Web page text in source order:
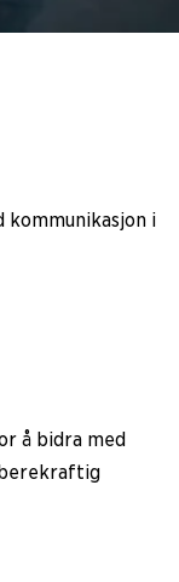
kommunikasjon i
å bidra med
berekraftig